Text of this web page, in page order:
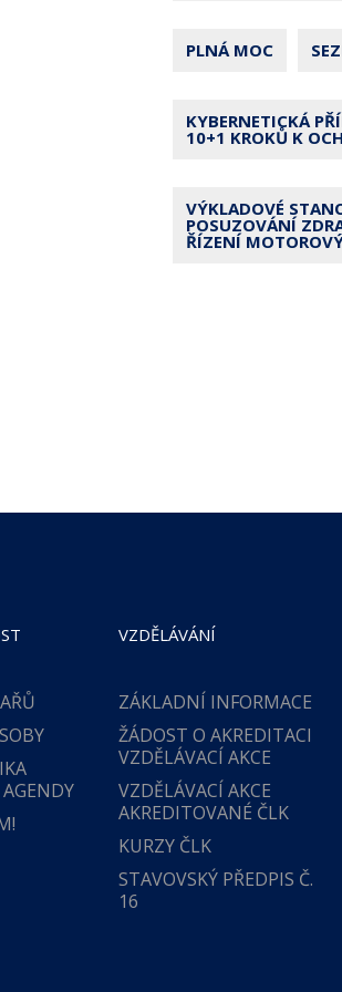
PLNÁ MOC
KYBERNETICKÁ
10+1 KROKŮ K
VÝKLADOVÉ
POSUZOVÁNÍ
ŘÍZENÍ
VZDĚLÁVÁNÍ
ZÁKLADNÍ INFORMACE
ŽÁDOST O AKREDITACI
VZDĚLÁVACÍ AKCE
VZDĚLÁVACÍ AKCE
AKREDITOVANÉ ČLK
KURZY ČLK
STAVOVSKÝ PŘEDPIS Č.
16